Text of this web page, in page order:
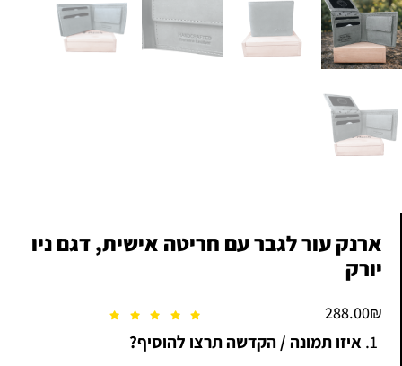
ארנק עור לגבר עם חריטה אישית, דגם ניו
יורק
288.00₪
1. איזו תמונה / הקדשה תרצו להוסיף?